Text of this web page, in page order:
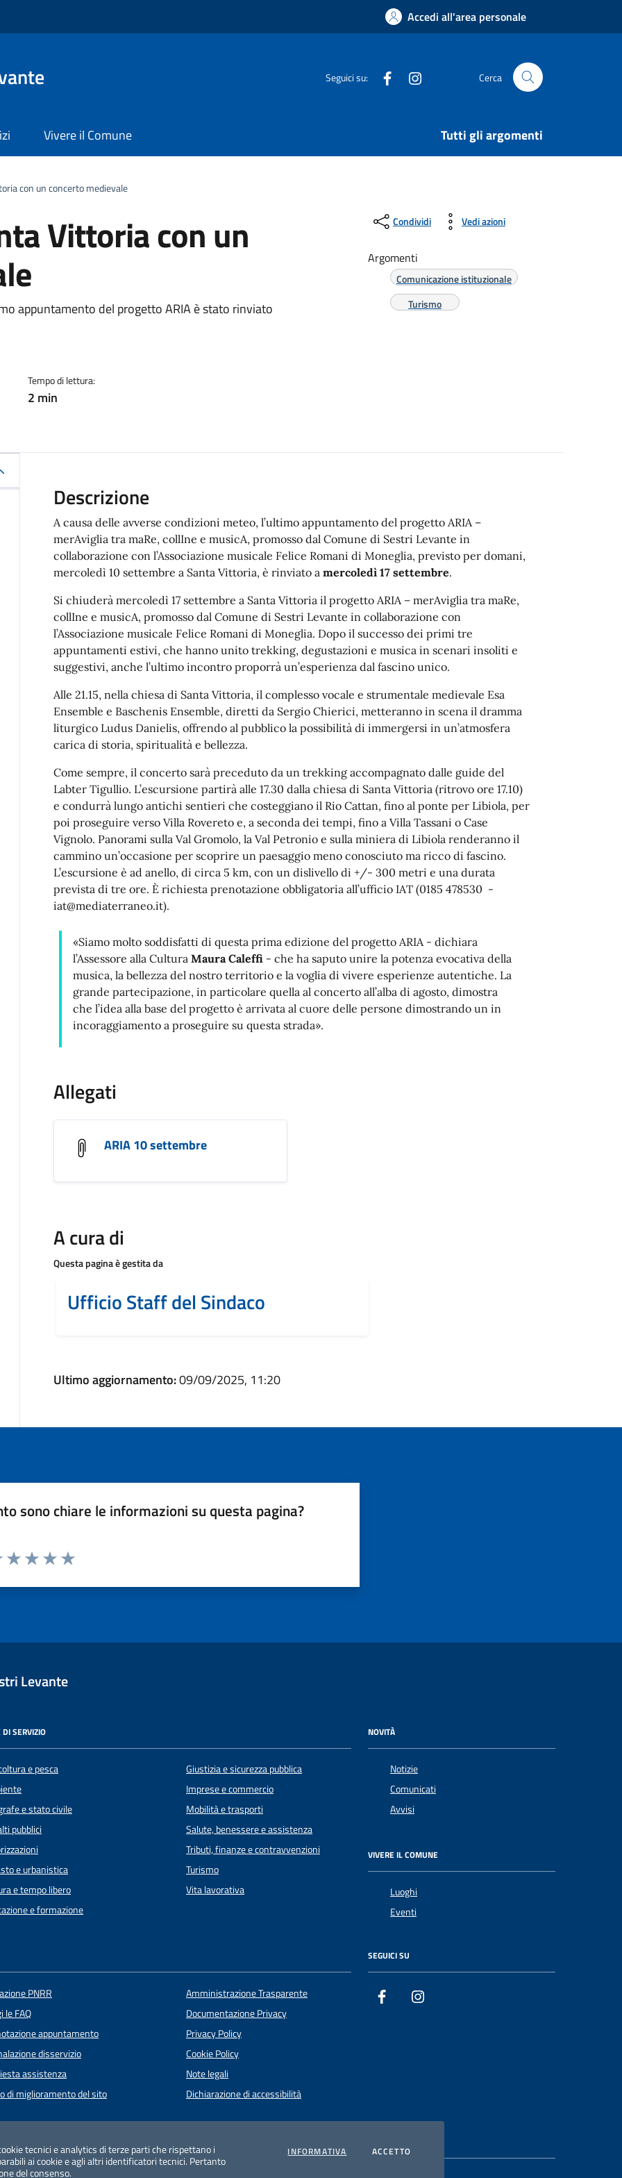
tecnici e analytics di terze parti che rispettano i
ai cookie e agli altri identificatori tecnici. Pertanto
del consenso.
INFORMATIVA PRIVACYACCETTOI COOKIES
Accedi all'area personale
Seguici su: Facebook Cerca
Vivere il Comune Tutti gli argomenti
con un concerto medievale
Vittoria con un
appuntamento del progetto ARIA è stato rinviato
Tempo di lettura:
2 min
Condividi Vedi azioni
Argomenti
Comunicazione istituzionale
Turismo
Descrizione
A causa delle avverse condizioni meteo, l’ultimo appuntamento del progetto ARIA –
merAviglia tra maRe, collIne e musicA, promosso dal Comune di Sestri Levante in
collaborazione con l’Associazione musicale Felice Romani di Moneglia, previsto per domani,
mercoledì 10 settembre a Santa Vittoria, è rinviato a mercoledì 17 settembre.
Si chiuderà mercoledì 17 settembre a Santa Vittoria il progetto ARIA – merAviglia tra maRe,
collIne e musicA, promosso dal Comune di Sestri Levante in collaborazione con
l’Associazione musicale Felice Romani di Moneglia. Dopo il successo dei primi tre
appuntamenti estivi, che hanno unito trekking, degustazioni e musica in scenari insoliti e
suggestivi, anche l’ultimo incontro proporrà un’esperienza dal fascino unico.
Alle 21.15, nella chiesa di Santa Vittoria, il complesso vocale e strumentale medievale Esa
Ensemble e Baschenis Ensemble, diretti da Sergio Chierici, metteranno in scena il dramma
liturgico Ludus Danielis, offrendo al pubblico la possibilità di immergersi in un’atmosfera
carica di storia, spiritualità e bellezza.
Come sempre, il concerto sarà preceduto da un trekking accompagnato dalle guide del
Labter Tigullio. L’escursione partirà alle 17.30 dalla chiesa di Santa Vittoria (ritrovo ore 17.10)
e condurrà lungo antichi sentieri che costeggiano il Rio Cattan, fino al ponte per Libiola, per
poi proseguire verso Villa Rovereto e, a seconda dei tempi, fino a Villa Tassani o Case
Vignolo. Panorami sulla Val Gromolo, la Val Petronio e sulla miniera di Libiola renderanno il
cammino un’occasione per scoprire un paesaggio meno conosciuto ma ricco di fascino.
L’escursione è ad anello, di circa 5 km, con un dislivello di +/- 300 metri e una durata
prevista di tre ore. È richiesta prenotazione obbligatoria all’ufficio IAT (0185 478530 -
iat@mediaterraneo.it).
«Siamo molto soddisfatti di questa prima edizione del progetto ARIA - dichiara
l’Assessore alla Cultura Maura Caleffi - che ha saputo unire la potenza evocativa della
musica, la bellezza del nostro territorio e la voglia di vivere esperienze autentiche. La
grande partecipazione, in particolare quella al concerto all’alba di agosto, dimostra
che l’idea alla base del progetto è arrivata al cuore delle persone dimostrando un in
incoraggiamento a proseguire su questa strada».
Allegati
ARIA 10 settembre
A cura di
Questa pagina è gestita da
Ufficio Staff del Sindaco
Ultimo aggiornamento:09/09/2025, 11:20
sono chiare le informazioni su questa pagina?
Levante
DI SERVIZIO
e pesca
e stato civile
pubblici
e urbanistica
e tempo libero
e formazione
Giustizia e sicurezza pubblica
Imprese e commercio
Mobilità e trasporti
Salute, benessere e assistenza
Tributi, finanze e contravvenzioni
Turismo
Vita lavorativa
NOVITÀ
Notizie
Comunicati
Avvisi
VIVERE IL COMUNE
Luoghi
Eventi
PNRR
le FAQ
appuntamento
disservizio
assistenza
di miglioramento del sito
Amministrazione Trasparente
Documentazione Privacy
Privacy Policy
Cookie Policy
Note legali
Dichiarazione di accessibilità
SEGUICI SU
Facebook